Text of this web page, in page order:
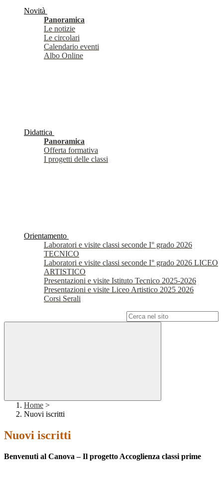
Novità
Panoramica
Le notizie
Le circolari
Calendario eventi
Albo Online
Didattica
Panoramica
Offerta formativa
I progetti delle classi
Orientamento
Laboratori e visite classi seconde I° grado 2026
TECNICO
Laboratori e visite classi seconde I° grado 2026 LICEO
ARTISTICO
Presentazioni e visite Istituto Tecnico 2025-2026
Presentazioni e visite Liceo Artistico 2025 2026
Corsi Serali
Home >
Nuovi iscritti
Nuovi iscritti
Benvenuti al Canova – Il progetto Accoglienza classi prime